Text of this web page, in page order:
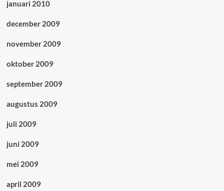
januari 2010
december 2009
november 2009
oktober 2009
september 2009
augustus 2009
juli 2009
juni 2009
mei 2009
april 2009